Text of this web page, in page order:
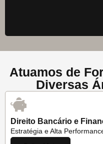
Atuamos de
Diversas
Direito Bancário e
Estratégia e Alta